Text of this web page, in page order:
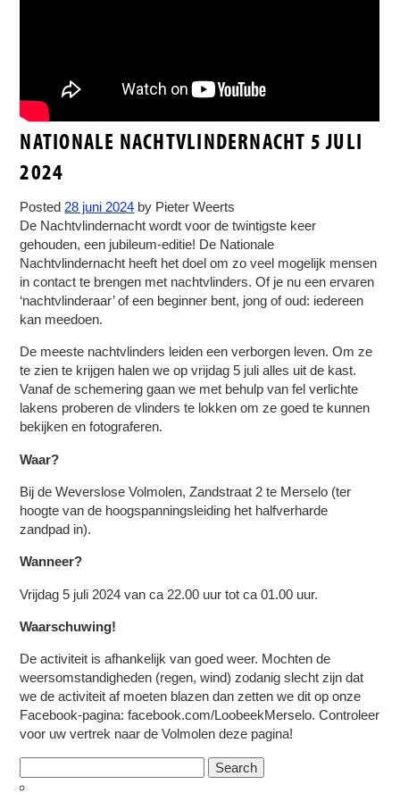
NATIONALE NACHTVLINDERNACHT 5 JULI
2024
Posted 28 juni 2024 by Pieter Weerts
De Nachtvlindernacht wordt voor de twintigste keer
gehouden, een jubileum-editie! De Nationale
Nachtvlindernacht heeft het doel om zo veel mogelijk mensen
in contact te brengen met nachtvlinders. Of je nu een ervaren
‘nachtvlinderaar’ of een beginner bent, jong of oud: iedereen
kan meedoen.
De meeste nachtvlinders leiden een verborgen leven. Om ze
te zien te krijgen halen we op vrijdag 5 juli alles uit de kast.
Vanaf de schemering gaan we met behulp van fel verlichte
lakens proberen de vlinders te lokken om ze goed te kunnen
bekijken en fotograferen.
Waar?
Bij de Weverslose Volmolen, Zandstraat 2 te Merselo (ter
hoogte van de hoogspanningsleiding het halfverharde
zandpad in).
Wanneer?
Vrijdag 5 juli 2024 van ca 22.00 uur tot ca 01.00 uur.
Waarschuwing!
De activiteit is afhankelijk van goed weer. Mochten de
weersomstandigheden (regen, wind) zodanig slecht zijn dat
we de activiteit af moeten blazen dan zetten we dit op onze
Facebook-pagina: facebook.com/LoobeekMerselo. Controleer
voor uw vertrek naar de Volmolen deze pagina!
for: